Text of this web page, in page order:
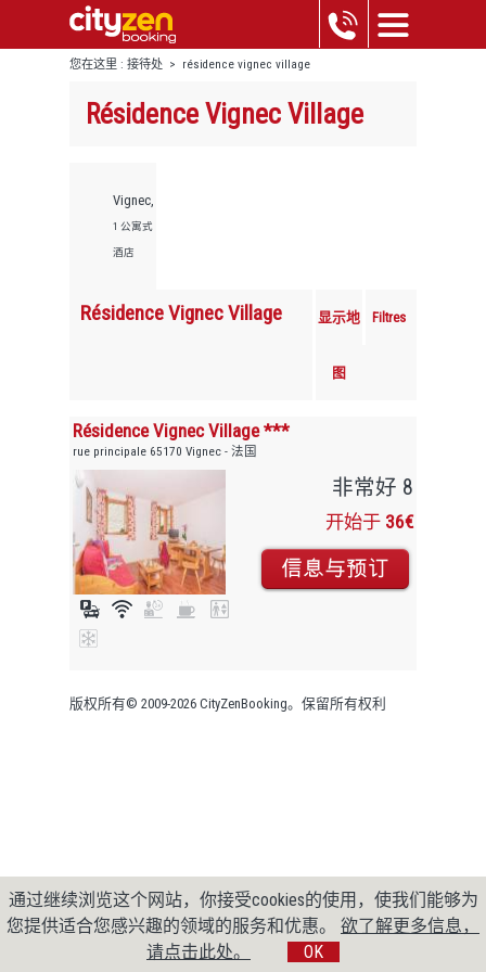
您在这里 : 接待处 > résidence vignec village
Résidence Vignec Village
Vignec,
1 公寓式
酒店
Résidence Vignec Village 显示地
图
Filtres
Résidence Vignec Village ***
rue principale 65170 Vignec - 法国
非常好 8
开始于 36€
版权所有© 2009-2026 CityZenBooking。保留所有权利
通过继续浏览这个网站，你接受cookies的使用，使我们能够为
您提供适合您感兴趣的领域的服务和优惠。 欲了解更多信息，
请点击此处。
OK